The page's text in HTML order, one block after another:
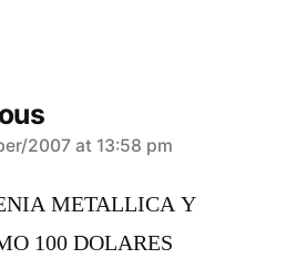
2007 at 13:58 pm
METALLICA Y
100 DOLARES